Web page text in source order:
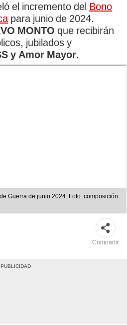
el incremento del Bono
para junio de 2024.
MONTO que recibirán
jubilados y
y Amor Mayor.
Guerra de junio 2024. Foto: composición
Compartir